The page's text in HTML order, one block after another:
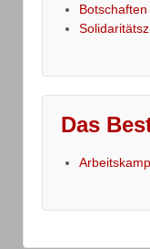
Botschaften
Das